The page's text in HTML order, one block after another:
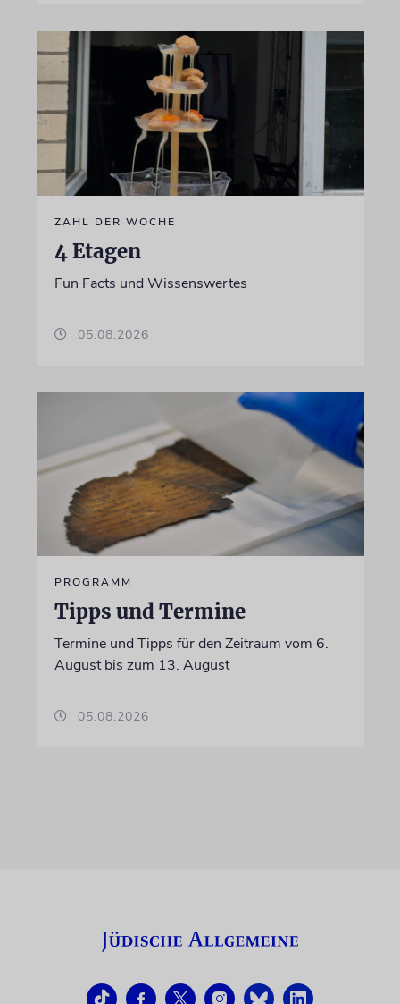
ZAHL DER WOCHE
4 Etagen
Fun Facts und Wissenswertes
05.08.2026
PROGRAMM
Tipps und Termine
Termine und Tipps für den Zeitraum vom 6.
August bis zum 13. August
05.08.2026